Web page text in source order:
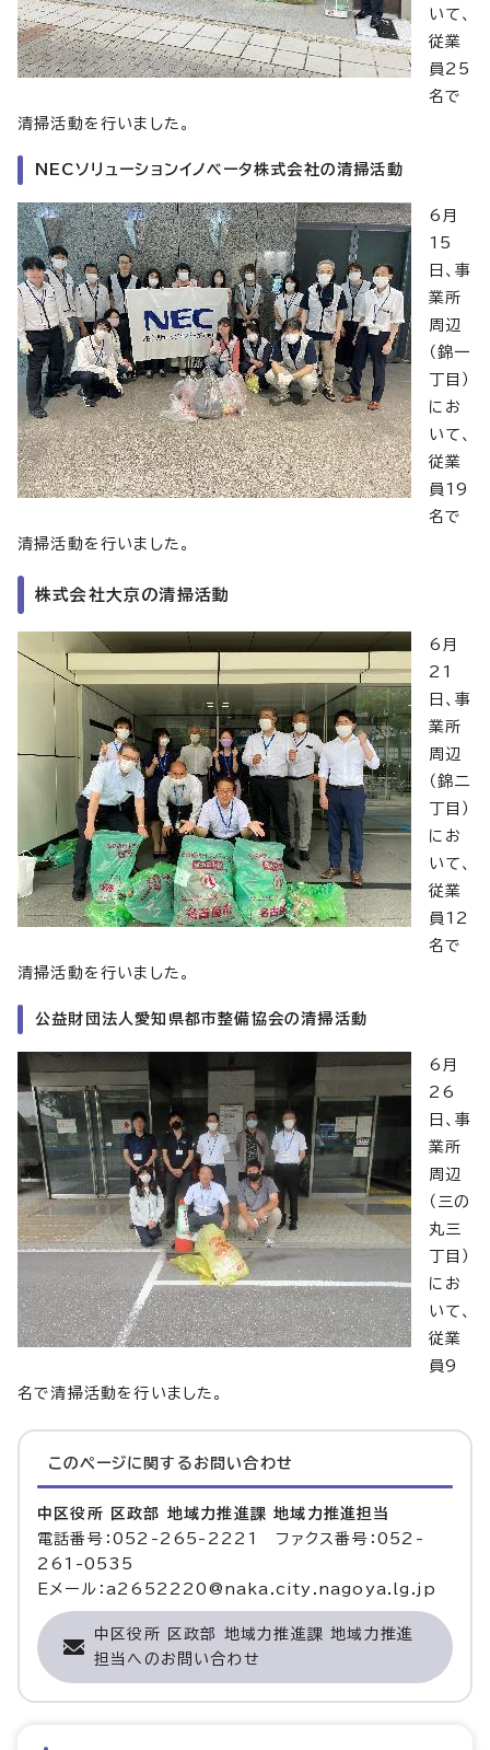
いて、
従業
員25
名で
清掃活動を行いました。
NECソリューションイノベータ株式会社の清掃活動
6月
15
日、事
業所
周辺
（錦一
丁目）
にお
いて、
従業
員19
名で
清掃活動を行いました。
株式会社大京の清掃活動
6月
21
日、事
業所
周辺
（錦二
丁目）
にお
いて、
従業
員12
名で
清掃活動を行いました。
公益財団法人愛知県都市整備協会の清掃活動
6月
26
日、事
業所
周辺
（三の
丸三
丁目）
にお
いて、
従業
員9
名で清掃活動を行いました。
このページに関する お問い合わせ
中区役所 区政部 地域力推進課 地域力推進担当
電話番号：052-265-2221 ファクス番号：052-
261-0535
Eメール：a2652220@naka.city.nagoya.lg.jp
中区役所 区政部 地域力推進課 地域力推進
担当へのお問い合わせ